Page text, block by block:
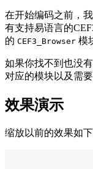
在开始编码之前，
有支持易语言的
的 CEF3_Browser 模
如果你找不到也没
对应的模块以及需
效果演示
缩放以前的效果如下